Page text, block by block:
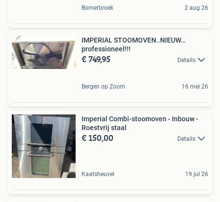
Bornerbroek 2 aug 26
IMPERIAL STOOMOVEN..NIEUW…
professioneel!!!
€ 749,95 Details
Bergen op Zoom 16 mei 26
Imperial Combi-stoomoven - Inbouw -
Roestvrij staal
€ 150,00 Details
Kaatsheuvel 19 jul 26